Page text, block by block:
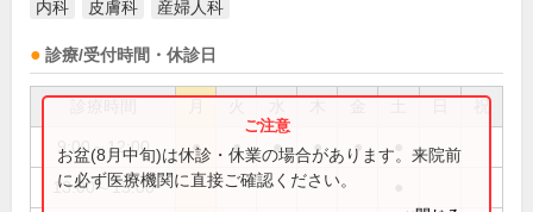
内科 皮膚科 産婦人科
診療/受付時間・休診日
祝
9:00～12:00 ● ● ● ● ●
13:00～15:00
お盆(8月中旬)は休診・休業の場合があります。来院前
に必ず医療機関に直接ご確認ください。